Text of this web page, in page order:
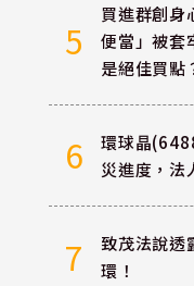
5
買進群創身
便當」被套
是絕佳買點
6
環球晶
災進度，法
7
致茂法說透
環！